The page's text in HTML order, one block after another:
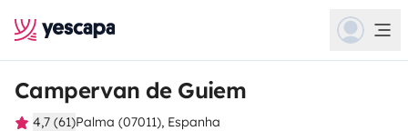
Campervan de Guiem
4,7 (61)Palma (07011), Espanha